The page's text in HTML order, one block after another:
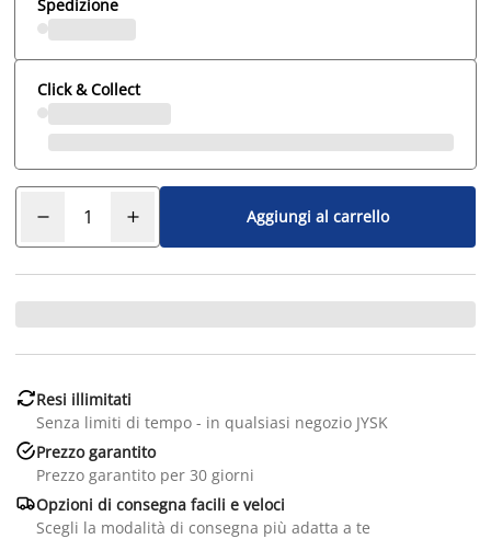
Spedizione
Click & Collect
Aggiungi al carrello
Resi illimitati
Senza limiti di tempo - in qualsiasi negozio JYSK
Prezzo garantito
Prezzo garantito per 30 giorni
Opzioni di consegna facili e veloci
Scegli la modalità di consegna più adatta a te